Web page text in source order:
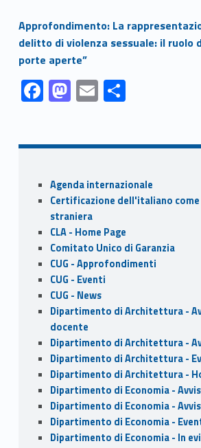
Link identifier #identifier__148065-1
Approfondimento: La
delitto di violenza sessuale: il ruolo
porte aperte”
Link identifier #identifier__144505-1
F
ac
b
o
o
k
Link identifier #identifier__115190-2 M
as
d
o
n
Link identifier #identifier__56230-3 E
m
l
Link identifier #identifier__33033-4 S
h
e
Sidebar
Agenda internazionale
Certificazione dell'italiano
straniera
CLA - Home Page
Comitato Unico di Garanzia
CUG - Approfondimenti
CUG - Eventi
CUG - News
Dipartimento di Architettura -
docente
Dipartimento di Architettura -
Dipartimento di Architettura -
Dipartimento di Architettura -
Dipartimento di Economia -
Dipartimento di Economia -
Dipartimento di Economia -
Dipartimento di Economia - In